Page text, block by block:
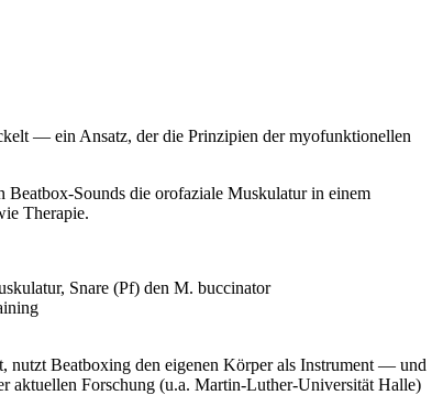
— ein Ansatz, der die Prinzipien der myofunktionellen
Sounds die orofaziale Muskulatur in einem
Therapie.
Snare (Pf) den M. buccinator
nutzt Beatboxing den eigenen Körper als Instrument — und
aktuellen Forschung (u.a. Martin-Luther-Universität Halle)